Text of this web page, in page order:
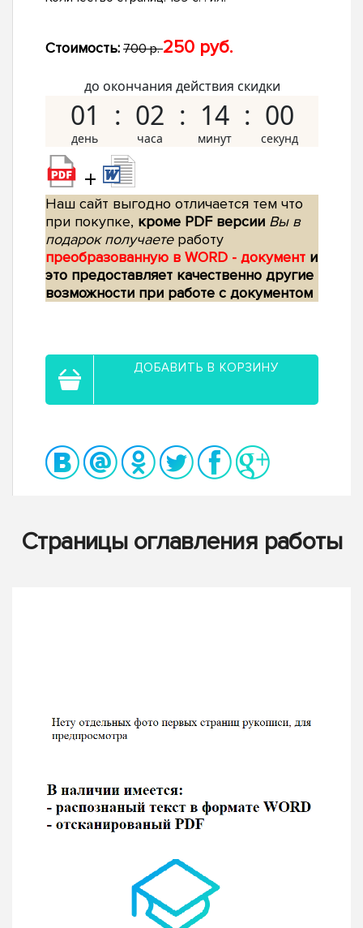
Стоимость: 700 р.250 руб.
до окончания действия скидки
01 02 13 59
+
Наш сайт выгодно отличается тем что
при покупке, кроме PDF версии Вы в
подарок получаетеработу
преобразованную в WORD - документ и
это предоставляет качественно другие
возможности при работе с документом
ДОБАВИТЬ В КОРЗИНУ
Страницы оглавления работы